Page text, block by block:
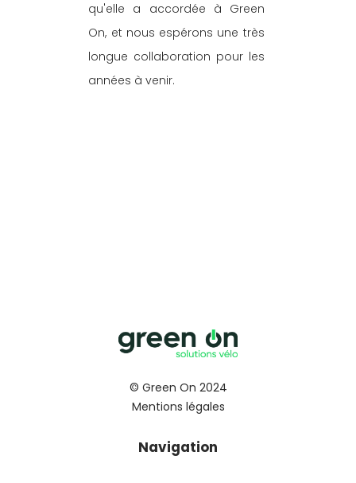
qu'elle a accordée à Green
On, et nous espérons une très
longue collaboration pour les
années à venir.
© Green On 2024
Mentions légales
Navigation